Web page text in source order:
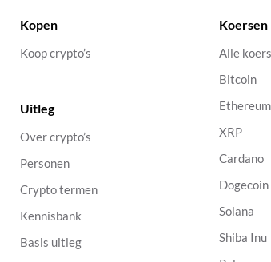
Kopen
Koop crypto’s
Uitleg
Over crypto’s
Personen
Crypto termen
Kennisbank
Basis uitleg
Koersen
Alle
Bitcoin
Ethereum
XRP
Cardano
Dogecoin
Solana
Shiba Inu